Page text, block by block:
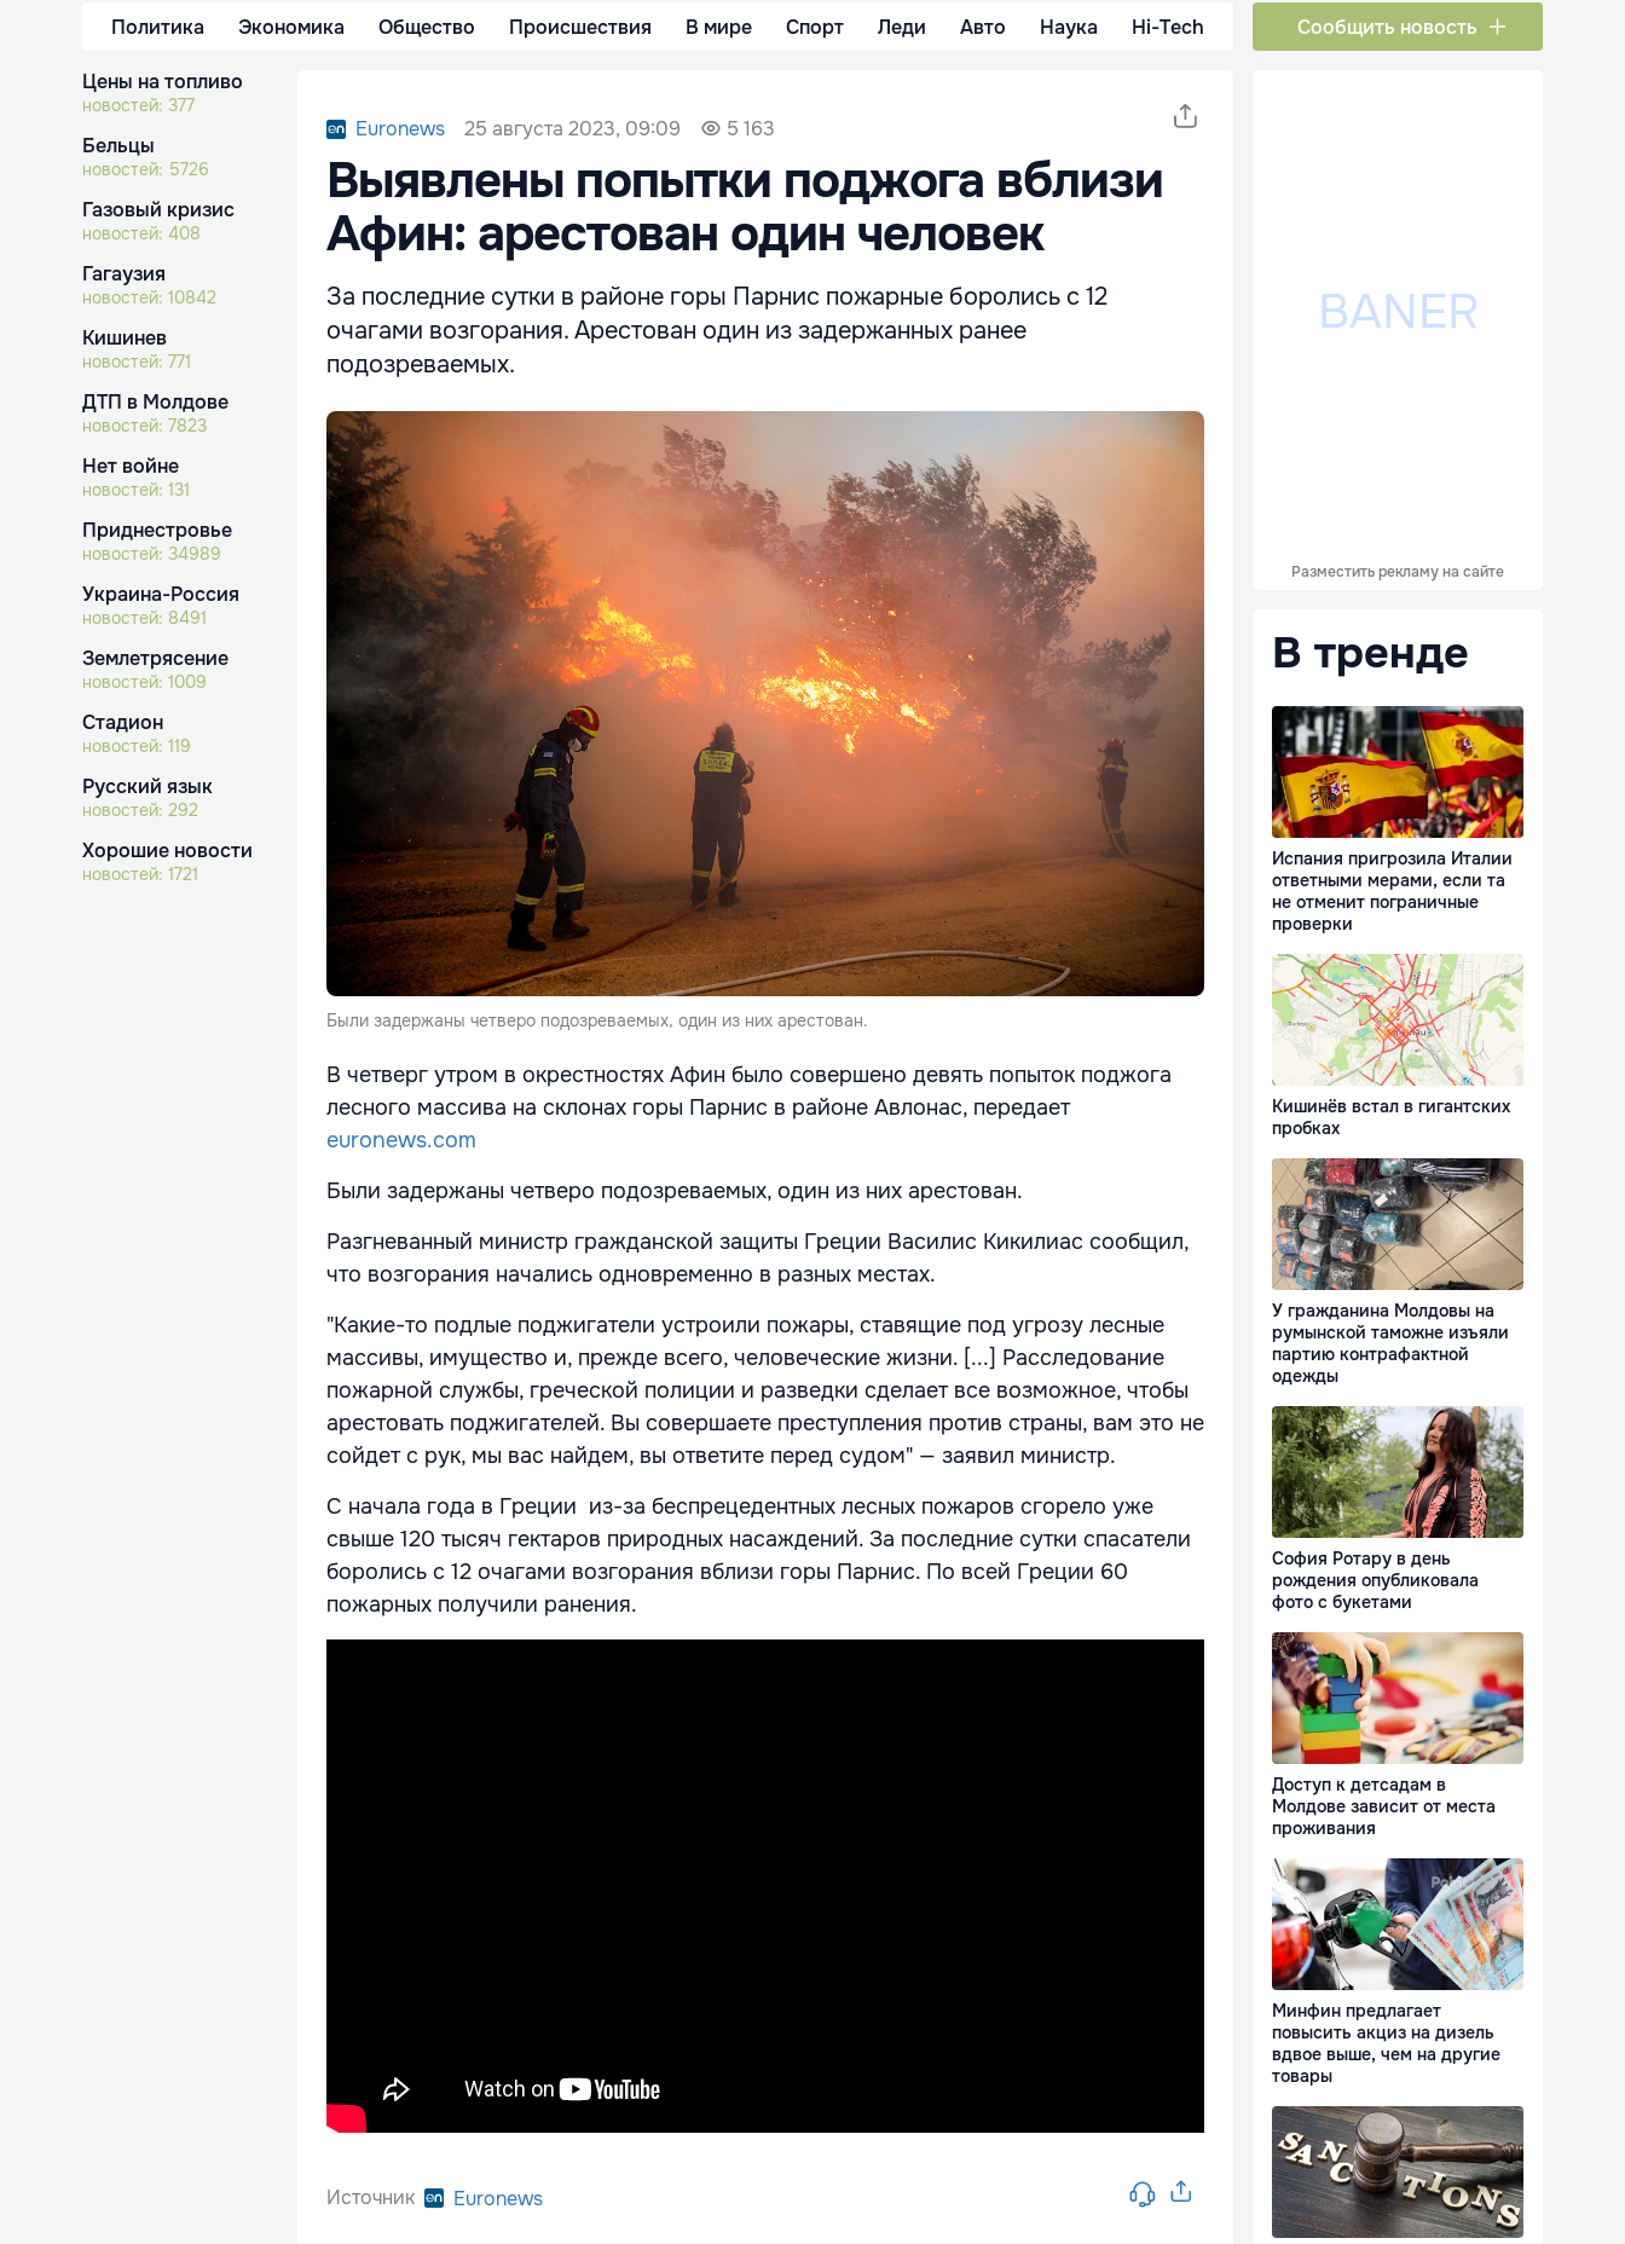
Политика Экономика Общество Происшествия В мире Спорт Леди Авто Наука Hi-Tech Сообщить новость
Цены на топливо
новостей: 377
Бельцы
новостей: 5726
Газовый кризис
новостей: 408
Гагаузия
новостей: 10842
Кишинев
новостей: 771
ДТП в Молдове
новостей: 7823
Нет войне
новостей: 131
Приднестровье
новостей: 34989
Украина-Россия
новостей: 8491
Землетрясение
новостей: 1009
Стадион
новостей: 119
Русский язык
новостей: 292
Хорошие новости
новостей: 1721
Euronews 25 августа 2023, 09:09 5 163
Выявлены попытки поджога вблизи
Афин: арестован один человек
За последние сутки в районе горы Парнис пожарные боролись с 12
очагами возгорания. Арестован один из задержанных ранее
подозреваемых.
Были задержаны четверо подозреваемых, один из них арестован.
В четверг утром в окрестностях Афин было совершено девять попыток поджога
лесного массива на склонах горы Парнис в районе Авлонас, передает
euronews.com
Были задержаны четверо подозреваемых, один из них арестован.
Разгневанный министр гражданской защиты Греции Василис Кикилиас сообщил,
что возгорания начались одновременно в разных местах.
"Какие-то подлые поджигатели устроили пожары, ставящие под угрозу лесные
массивы, имущество и, прежде всего, человеческие жизни. [...] Расследование
пожарной службы, греческой полиции и разведки сделает все возможное, чтобы
арестовать поджигателей. Вы совершаете преступления против страны, вам это не
сойдет с рук, мы вас найдем, вы ответите перед судом" — заявил министр.
С начала года в Греции из-за беспрецедентных лесных пожаров сгорело уже
свыше 120 тысяч гектаров природных насаждений. За последние сутки спасатели
боролись с 12 очагами возгорания вблизи горы Парнис. По всей Греции 60
пожарных получили ранения.
Источник Euronews
Разместить рекламу на сайте
В тренде
Испания пригрозила Италии
ответными мерами, если та
не отменит пограничные
проверки
Кишинёв встал в гигантских
пробках
У гражданина Молдовы на
румынской таможне изъяли
партию контрафактной
одежды
София Ротару в день
рождения опубликовала
фото с букетами
Доступ к детсадам в
Молдове зависит от места
проживания
Минфин предлагает
повысить акциз на дизель
вдвое выше, чем на другие
товары